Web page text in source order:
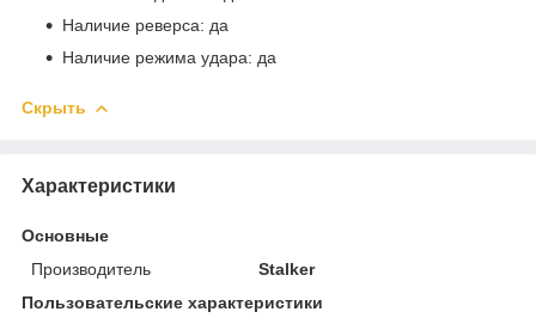
Наличие реверса: да
Наличие режима удара: да
Скрыть
Характеристики
Основные
Производитель
Stalker
Пользовательские характеристики